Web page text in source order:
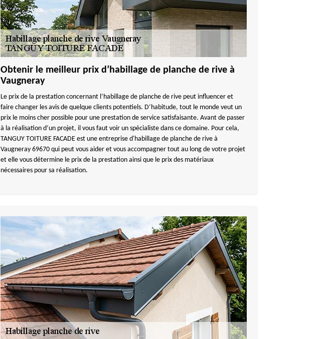
Obtenir le meilleur prix d’habillage de planche de rive à
Vaugneray
Le prix de la prestation concernant l’habillage de planche de rive peut influencer et
faire changer les avis de quelque clients potentiels. D’habitude, tout le monde veut un
prix le moins cher possible pour une prestation de service satisfaisante. Avant de passer
à la réalisation d’un projet, il vous faut voir un spécialiste dans ce domaine. Pour cela,
TANGUY TOITURE FACADE est une entreprise d'habillage de planche de rive à
Vaugneray 69670 qui peut vous aider et vous accompagner tout au long de votre projet
et elle vous détermine le prix de la prestation ainsi que le prix des matériaux
nécessaires pour sa réalisation.